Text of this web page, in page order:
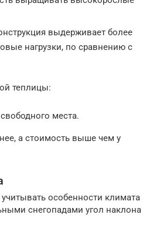
выдерживает более
нагрузки, по сравнению с
теплицы:
места.
а стоимость выше чем у
особенности климата
снегопадами угол наклона